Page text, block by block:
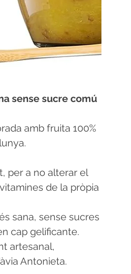
sense sucre comú
amb fruita 100%
per a no alterar el
de la pròpia
sana, sense sucres
cap gelificante.
artesanal,
Antonieta.